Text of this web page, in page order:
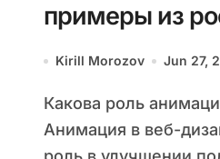
примеры из
практики
Kirill Morozov Jun 27,
Какова роль анимации в веб-дизайне?
Анимация в веб-